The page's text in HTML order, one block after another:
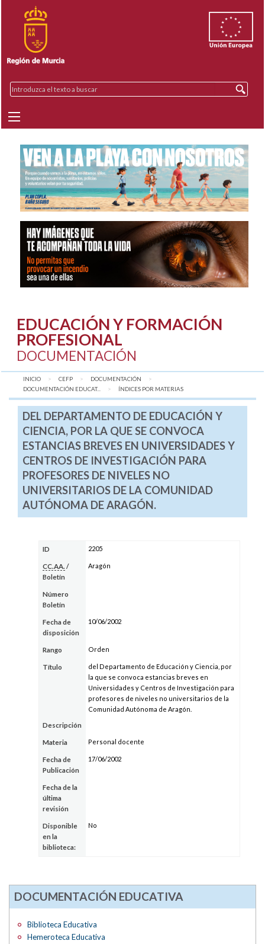
EDUCACIÓN Y FORMACIÓN
PROFESIONAL
DOCUMENTACIÓN
INICIO CEFP
DOCUMENTACIÓN
DOCUMENTACIÓN EDUCAT...
AQUÍ:
ÍNDICES POR MATERIAS
DEL DEPARTAMENTO DE EDUCACIÓN Y
CIENCIA, POR LA QUE SE CONVOCA
ESTANCIAS BREVES EN UNIVERSIDADES Y
CENTROS DE INVESTIGACIÓN PARA
PROFESORES DE NIVELES NO
UNIVERSITARIOS DE LA COMUNIDAD
AUTÓNOMA DE ARAGÓN.
ID 2205
CC.AA. /
Boletín
Aragón
Número
Boletín
Fecha de
disposición
10/06/2002
Rango Orden
Título
del Departamento de Educación y Ciencia, por
la que se convoca estancias breves en
Universidades y Centros de Investigación para
profesores de niveles no universitarios de la
Comunidad Autónoma de Aragón.
Descripción
Materia Personal docente
Fecha de
Publicación
17/06/2002
Fecha de la
última
revisión
Disponible
en la
biblioteca:
No
DOCUMENTACIÓN EDUCATIVA
Biblioteca Educativa
Hemeroteca Educativa